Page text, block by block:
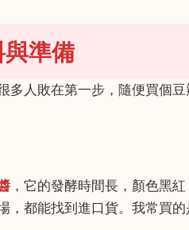
準備
多人敗在第一步，隨便買個
，它的發酵時間長，顏色黑
，都能找到進口貨。我常買